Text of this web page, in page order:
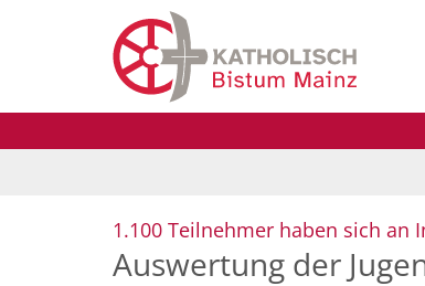
1.100 Teilnehmer haben sich an
Auswertung der